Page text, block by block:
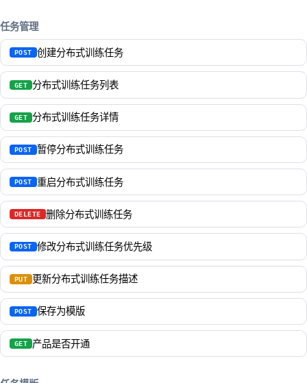
任务管理
POST 创建分布式训练任务
GET 分布式训练任务列表
GET 分布式训练任务详情
POST 暂停分布式训练任务
POST 重启分布式训练任务
DELETE 删除分布式训练任务
POST 修改分布式训练任务优先级
PUT 更新分布式训练任务描述
POST 保存为模版
GET 产品是否开通